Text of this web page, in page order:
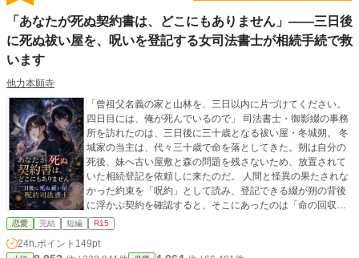
「あなたが死ぬ契約書は、どこにもありません」――三日後
に死ぬ祓い屋を、呪いを登記する女司法書士が相続手続で救
います
他力本願寺
「曾祖父名義の家と山林を、三日以内に片づけてください。
四日目には、俺が死んでいるので」 司法書士・御影綴の事務
所を訪れたのは、三日後に三十歳となる祓い屋・冬城朔。 冬
城家の当主は、代々三十歳で命を落としてきた。朔は自分の
死後、妹へ古い屋敷と森の問題を残さないため、放置されて
いた相続登記を依頼しに来たのだ。 人間と怪異の果たされな
かった約束を「呪約」として読み、登記できる綴が朔の背後
に浮かぶ契約を確認すると、そこにあったのは「命の回収」
ではなく、「貸与霊力の返還」という文字だった。 あなたが
死ぬと書いてある契約書は、どこにもない。 真相を調べるた
め、綴は危険を承知で呪約を仮登記する。だが空欄にしたは
恋愛 完結 短編 R15
24h.ポイント 149pt